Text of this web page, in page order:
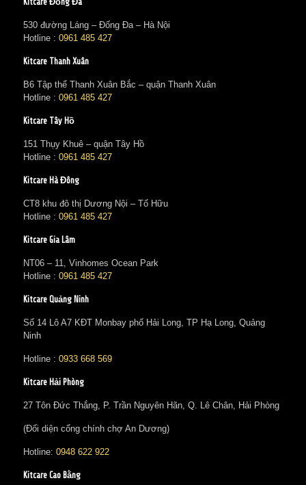
530 đường Láng – Đống Đa – Hà Nội
Hotline : 0961 485 427
Kitcare Thanh Xuân
B6 Tập thể Thanh Xuân Bắc – quận Thanh Xuân
Hotline : 0961 485 427
Kitcare Tây Hồ
151 Thụy Khuê – quận Tây Hồ
Hotline : 0961 485 427
Kitcare Hà Đông
CT8 khu đô thị Dương Nội – Tố Hữu
Hotline : 0961 485 427
Kitcare Gia Lâm
NT06 – 11, Vinhomes Ocean Park
Hotline : 0961 485 427
Kitcare Quảng Ninh
Số 14 Lô A7 KĐT Monbay phố Hải Long, TP Hạ Long, Quảng
Ninh
Hotline : 0933 668 569
Kitcare Hải Phòng
27 Tôn Đức Thắng, P. Trần Nguyên Hãn, Q. Lê Chân, Hải Phòng
(Đối diện cổng chính chợ An Dương)
Hotline: 0948 622 922
Kitcare Cao Bằng